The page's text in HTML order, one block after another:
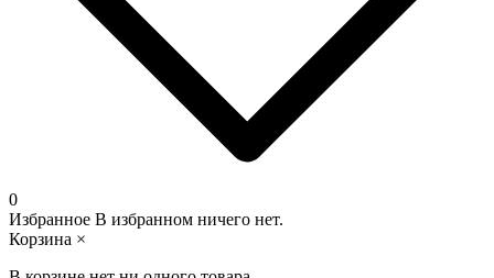
0
Избранное В избранном ничего нет.
Корзина ×